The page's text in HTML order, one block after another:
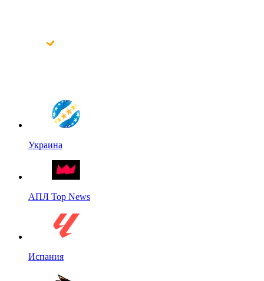
Украина
АПЛ Top News
Испания